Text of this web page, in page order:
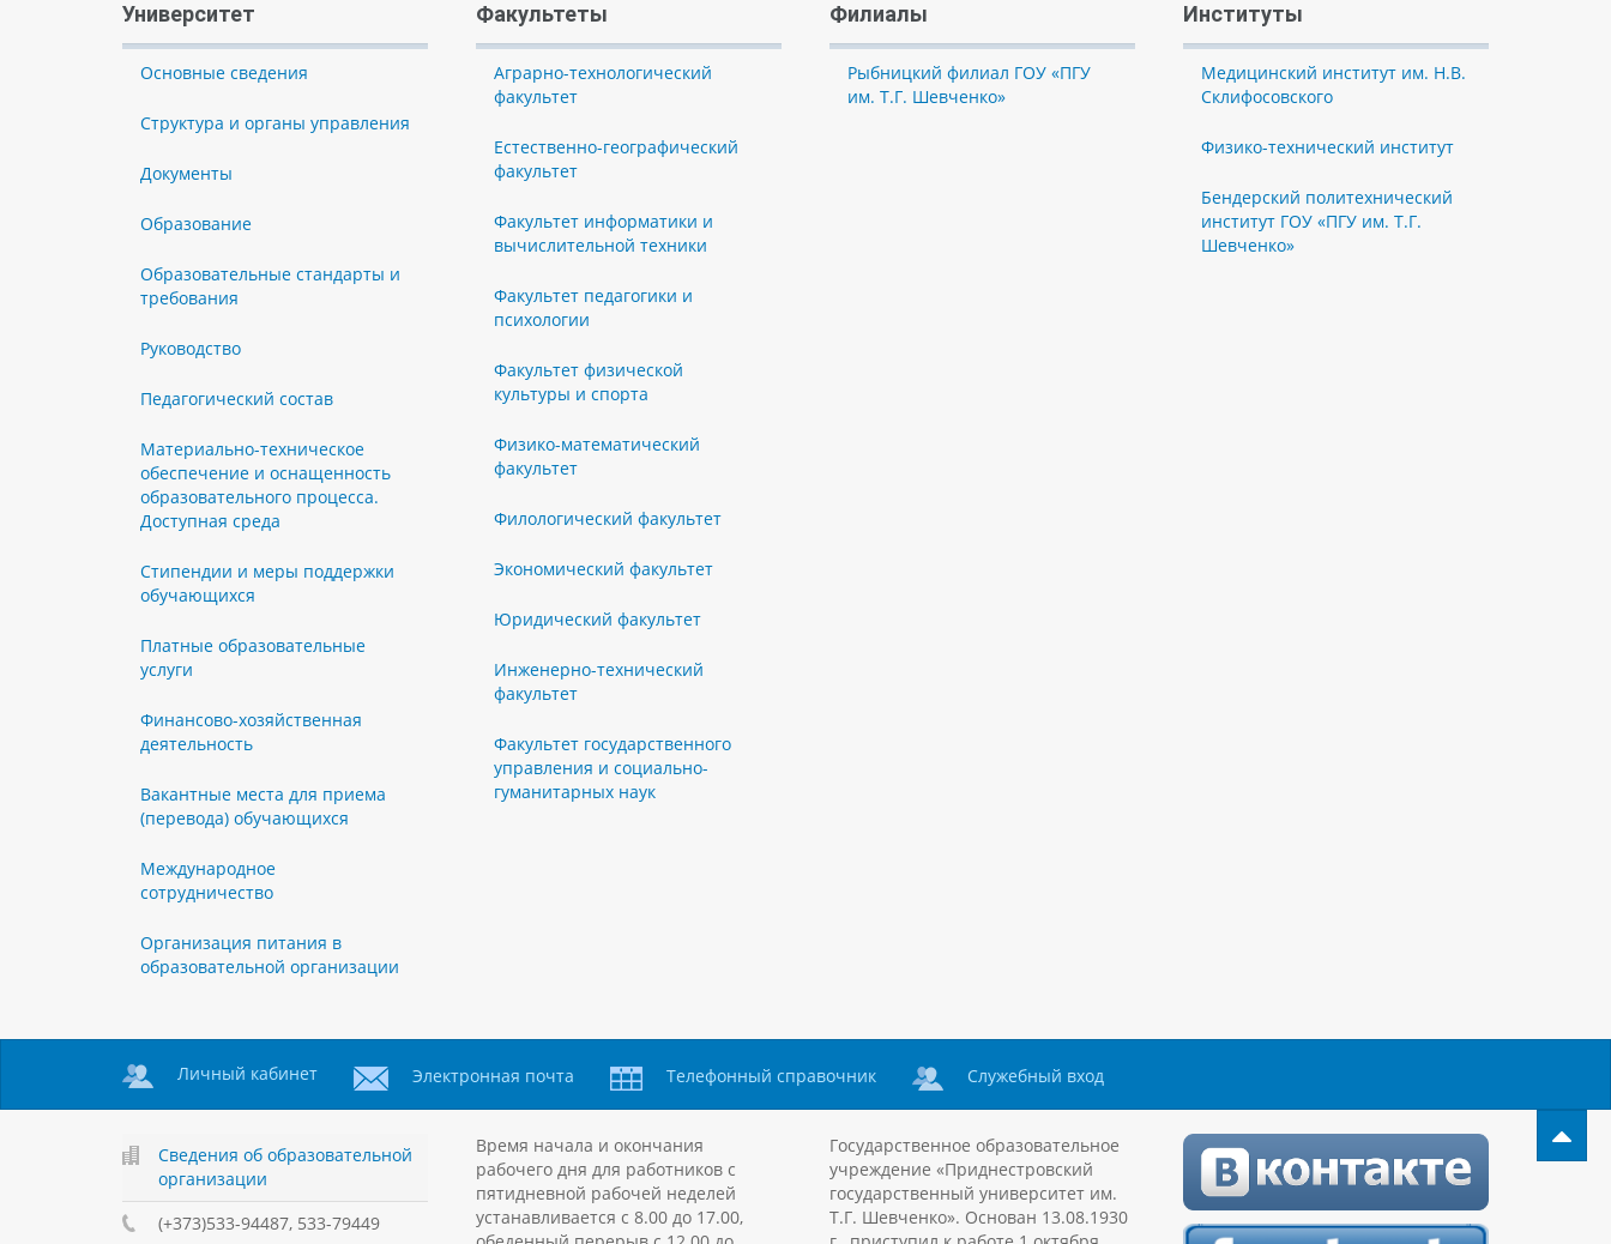
Университет
Основные сведения
Структура и органы управления
Документы
Образование
Образовательные стандарты и
требования
Руководство
Педагогический состав
Материально-техническое
обеспечение и оснащенность
образовательного процесса.
Доступная среда
Стипендии и меры поддержки
обучающихся
Платные образовательные
услуги
Финансово-хозяйственная
деятельность
Вакантные места для приема
(перевода) обучающихся
Международное
сотрудничество
Организация питания в
образовательной организации
Факультеты
Аграрно-технологический
факультет
Естественно-географический
факультет
Факультет информатики и
вычислительной техники
Факультет педагогики и
психологии
Факультет физической
культуры и спорта
Физико-математический
факультет
Филологический факультет
Экономический факультет
Юридический факультет
Инженерно-технический
факультет
Факультет государственного
управления и социально-
гуманитарных наук
Филиалы
Рыбницкий филиал ГОУ «ПГУ
им. Т.Г. Шевченко»
Институты
Медицинский институт им. Н.В.
Склифосовского
Физико-технический институт
Бендерский политехнический
институт ГОУ «ПГУ им. Т.Г.
Шевченко»
Личный кабинет Электронная почта Телефонный справочник Служебный вход
Сведения об образовательной
организации
(+373)533-94487, 533-79449
Время начала и окончания
рабочего дня для работников с
пятидневной рабочей неделей
устанавливается с 8.00 до 17.00,
Государственное образовательное
учреждение «Приднестровский
государственный университет им.
Т.Г. Шевченко». Основан 13.08.1930